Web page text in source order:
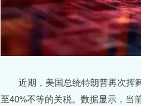
近期，美国总统特朗普再次挥舞
至40%不等的关税。数据显示，当